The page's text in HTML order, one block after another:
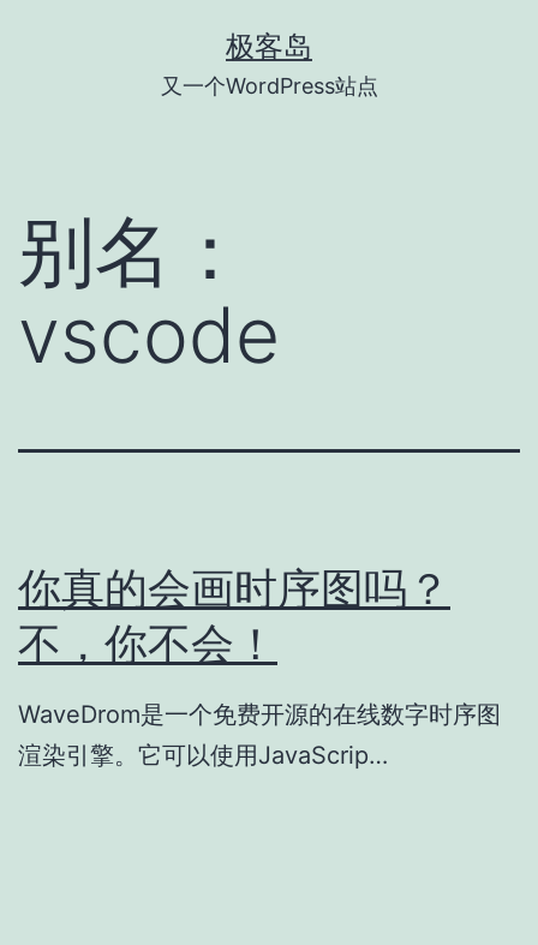
极客岛
又一个WordPress站点
别名：
vscode
你真的会画时序图吗？
不，你不会！
WaveDrom是一个免费开源的在线数字时序图
渲染引擎。它可以使用JavaScrip…